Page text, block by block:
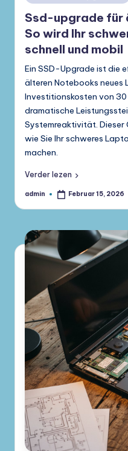
in
Ssd-upgrade für
So wird Ihr
schnell und mobil
Ein SSD-Upgrade ist die
älteren Notebooks neues
Investitionskosten von
dramatische
Systemreaktivität.
wie Sie Ihr schweres
machen.
Verder lezen
Gepostet
admin Februar 15, 2026